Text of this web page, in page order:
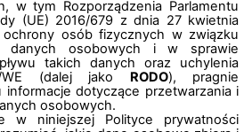
w tym Rozporządzenia Parlamentu
(UE) 2016/679 z dnia 27 kwietnia
osób fizycznych w związku
danych osobowych i w sprawie
takich danych oraz uchylenia
WE (dalej jako RODO), pragnie
informacje dotyczące przetwarzania i
osobowych.
w niniejszej Polityce prywatności